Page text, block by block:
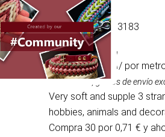
Artículo # MT013183
0,79 €/ por
IVA incluido, gastos de envío
Very soft and supple 3
hobbies, animals and
Compra 30 por 0,71 € y